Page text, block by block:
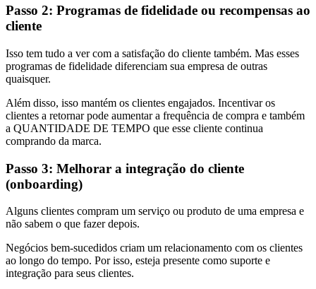
Passo 2: Programas de fidelidade ou recompensas ao
cliente
Isso tem tudo a ver com a satisfação do cliente também. Mas esses
programas de fidelidade diferenciam sua empresa de outras
quaisquer.
Além disso, isso mantém os clientes engajados. Incentivar os
clientes a retornar pode aumentar a frequência de compra e também
a QUANTIDADE DE TEMPO que esse cliente continua
comprando da marca.
Passo 3: Melhorar a integração do cliente
(onboarding)
Alguns clientes compram um serviço ou produto de uma empresa e
não sabem o que fazer depois.
Negócios bem-sucedidos criam um relacionamento com os clientes
ao longo do tempo. Por isso, esteja presente como suporte e
integração para seus clientes.